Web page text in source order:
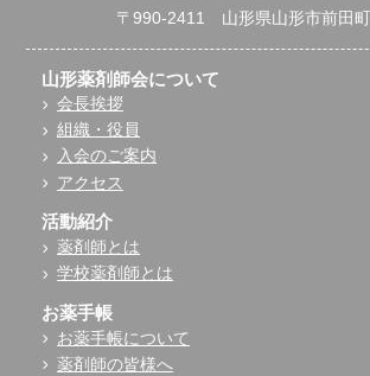
〒990-2411 山形県山形市前田
山形薬剤師会について
会長挨拶
組織・役員
入会のご案内
アクセス
活動紹介
薬剤師とは
学校薬剤師とは
お薬手帳
お薬手帳について
薬剤師の皆様へ